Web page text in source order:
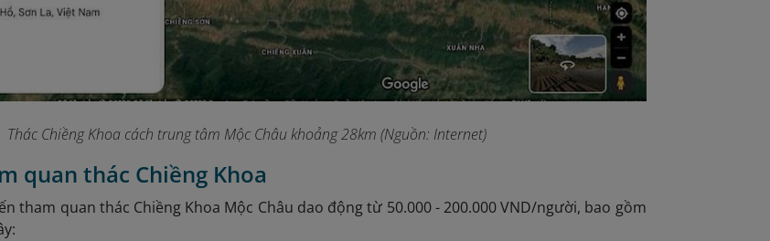
Thác Chiềng Khoa cách trung tâm Mộc Châu khoảng 28km (Nguồn: Internet)
quan thác Chiềng Khoa
tham quan thác Chiềng Khoa Mộc Châu dao động từ 50.000 - 200.000 VND/người, bao gồm